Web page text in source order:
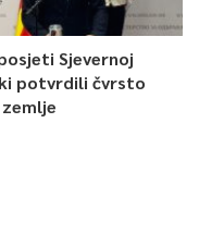
Sjevernoj
potvrdili čvrsto